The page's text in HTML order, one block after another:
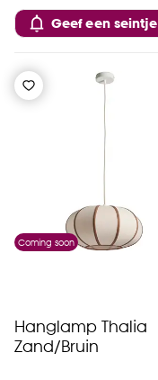
Geef een seintje
Coming soon
Hanglamp Thalia
Zand/Bruin